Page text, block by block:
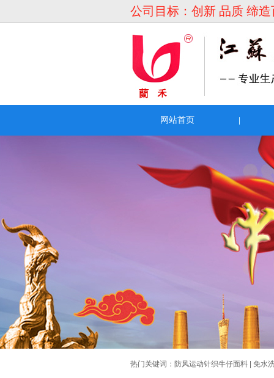
公司目标：创新 品质 缔
网站首页
热门关键词： 防风运动针织牛仔面料| 免水